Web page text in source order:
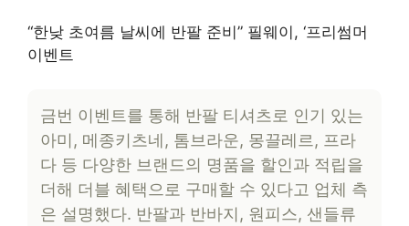
“한낮 초여름 날씨에 반팔 준비” 필웨이, ‘프리썸머
이벤트
금번 이벤트를 통해 반팔 티셔츠로 인기 있는
아미, 메종키츠네, 톰브라운, 몽끌레르, 프라
다 등 다양한 브랜드의 명품을 할인과 적립을
더해 더블 혜택으로 구매할 수 있다고 업체 측
은 설명했다. 반팔과 반바지, 원피스, 샌들류